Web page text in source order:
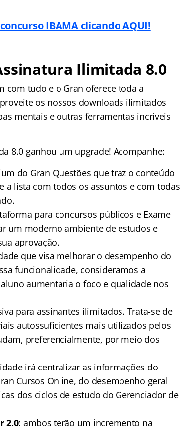
IBAMA clicando AQUI!
Ilimitada 8.0
com tudo e o Gran oferece toda a
os nossos downloads ilimitados
mentais e outras ferramentas incríveis
8.0 ganhou um upgrade! Acompanhe:
do Gran Questões que traz o conteúdo
a lista com todos os assuntos e com todas
para concursos públicos e Exame
um moderno ambiente de estudos e
aprovação.
que visa melhorar o desempenho do
funcionalidade, consideramos a
aumentaria o foco e qualidade nos
para assinantes ilimitados. Trata-se de
autossuficientes mais utilizados pelos
preferencialmente, por meio dos
irá centralizar as informações do
Cursos Online, do desempenho geral
dos ciclos de estudo do Gerenciador de
2.0: ambos terão um incremento na